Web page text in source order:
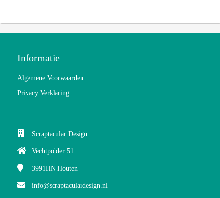
Informatie
Algemene Voorwaarden
Privacy Verklaring
Scraptacular Design
Vechtpolder 51
3991HN Houten
info@scraptaculardesign.nl